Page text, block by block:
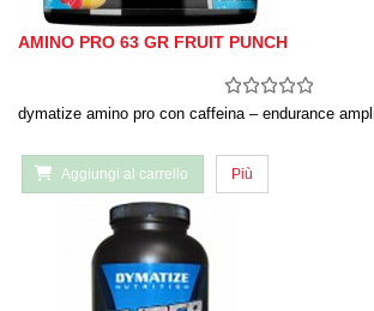
AMINO PRO 63 GR FRUIT PUNCH
dymatize amino pro con caffeina – endurance
Aggiungi al carrello Più